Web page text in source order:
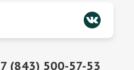
(843) 500-57-53